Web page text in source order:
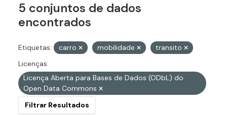
5 conjuntos de dados
encontrados
Etiquetas: carro mobilidade
transito
Licenças:
Licença Aberta para Bases de Dados (ODbL) do
Open Data Commons
Filtrar Resultados